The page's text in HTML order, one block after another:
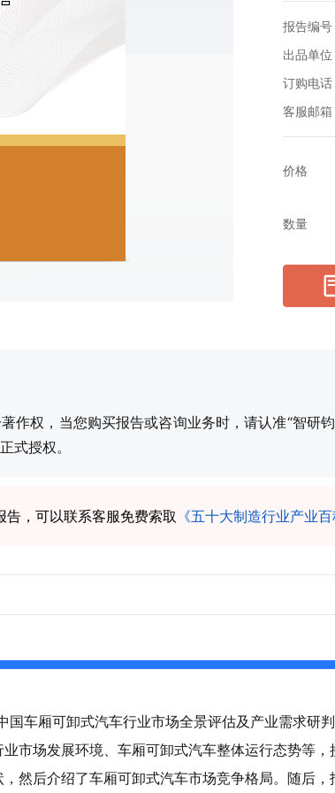
报告编号
出品单位
订购电话
客服邮箱
价格
数量
作权，当您购买报告或咨询业务时，请认准“智
式授权。
告，可以联系客服免费索取 《五十大制造行业产业百
车厢可卸式汽车行业市场全景评估及产业需求研
市场发展环境、车厢可卸式汽车整体运行态势等，
然后介绍了车厢可卸式汽车市场竞争格局。随后，